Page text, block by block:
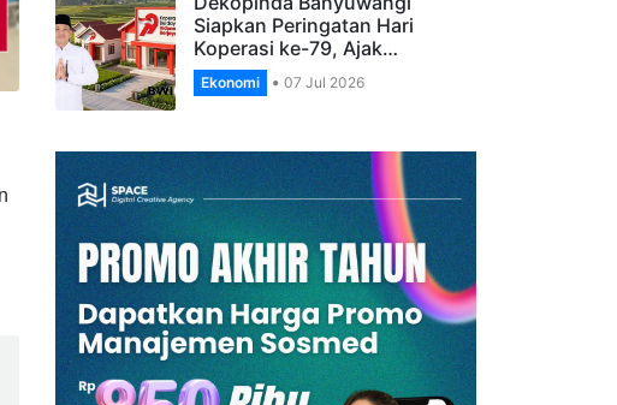
Ekonomi 18 Jul 2026
Dekopinda Banyuwangi
Siapkan Peringatan Hari
Ekonomi 07 Jul 2026